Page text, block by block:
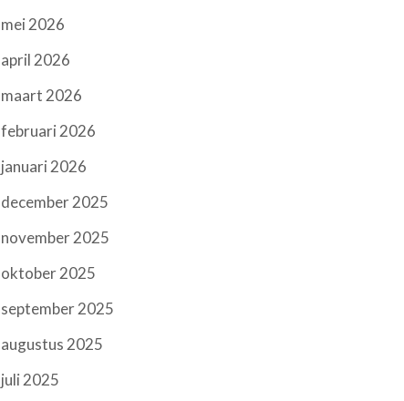
mei 2026
april 2026
maart 2026
februari 2026
januari 2026
december 2025
november 2025
oktober 2025
september 2025
augustus 2025
juli 2025